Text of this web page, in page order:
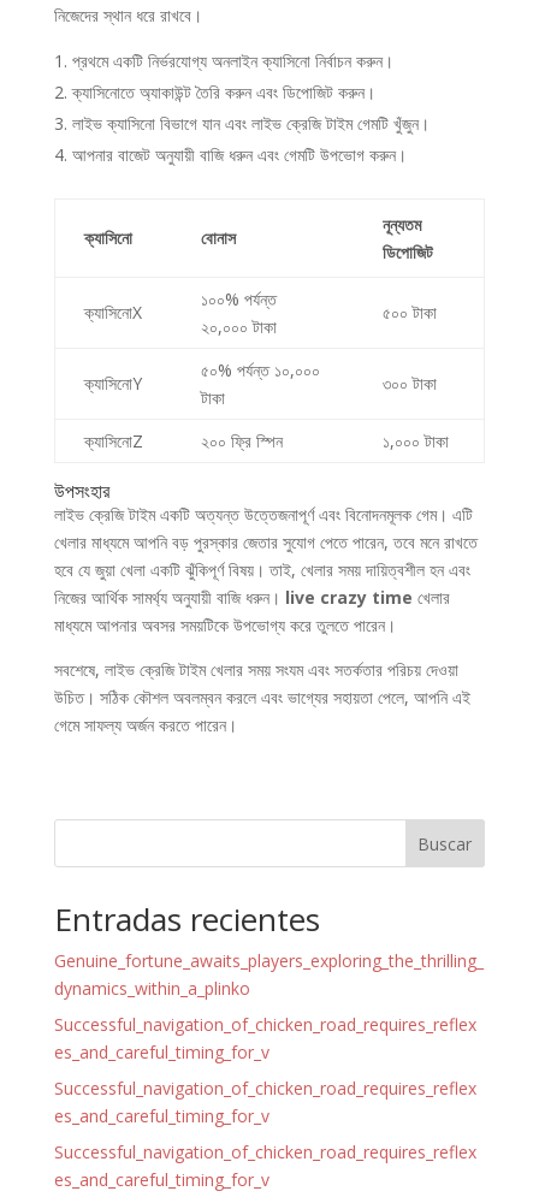
নিজেদের স্থান ধরে রাখবে।
প্রথমে একটি নির্ভরযোগ্য অনলাইন ক্যাসিনো নির্বাচন করুন।
ক্যাসিনোতে অ্যাকাউন্ট তৈরি করুন এবং ডিপোজিট করুন।
লাইভ ক্যাসিনো বিভাগে যান এবং লাইভ ক্রেজি টাইম গেমটি খুঁজুন।
আপনার বাজেট অনুযায়ী বাজি ধরুন এবং গেমটি উপভোগ করুন।
ক্যাসিনো বোনাস
নূন্যতম
ডিপোজিট
ক্যাসিনোX
১০০% পর্যন্ত
২০,০০০ টাকা
৫০০ টাকা
ক্যাসিনোY
৫০% পর্যন্ত ১০,০০০
টাকা
৩০০ টাকা
ক্যাসিনোZ ২০০ ফ্রি স্পিন ১,০০০ টাকা
উপসংহার
লাইভ ক্রেজি টাইম একটি অত্যন্ত উত্তেজনাপূর্ণ এবং বিনোদনমূলক গেম। এটি
খেলার মাধ্যমে আপনি বড় পুরস্কার জেতার সুযোগ পেতে পারেন, তবে মনে রাখতে
হবে যে জুয়া খেলা একটি ঝুঁকিপূর্ণ বিষয়। তাই, খেলার সময় দায়িত্বশীল হন এবং
নিজের আর্থিক সামর্থ্য অনুযায়ী বাজি ধরুন। live crazy time খেলার
মাধ্যমে আপনার অবসর সময়টিকে উপভোগ্য করে তুলতে পারেন।
সবশেষে, লাইভ ক্রেজি টাইম খেলার সময় সংযম এবং সতর্কতার পরিচয় দেওয়া
উচিত। সঠিক কৌশল অবলম্বন করলে এবং ভাগ্যের সহায়তা পেলে, আপনি এই
গেমে সাফল্য অর্জন করতে পারেন।
Buscar
Entradas recientes
Genuine_fortune_awaits_players_exploring_the_thrilling_
dynamics_within_a_plinko
Successful_navigation_of_chicken_road_requires_reflex
es_and_careful_timing_for_v
Successful_navigation_of_chicken_road_requires_reflex
es_and_careful_timing_for_v
Successful_navigation_of_chicken_road_requires_reflex
es_and_careful_timing_for_v